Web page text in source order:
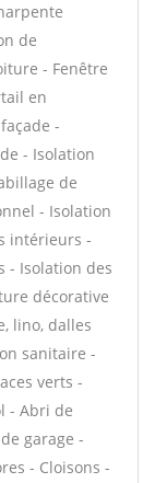
de
- Fenêtre
en
-
- Isolation
de
- Isolation
intérieurs -
- Isolation des
décorative
lino, dalles
sanitaire -
verts -
- Abri de
garage -
- Cloisons -